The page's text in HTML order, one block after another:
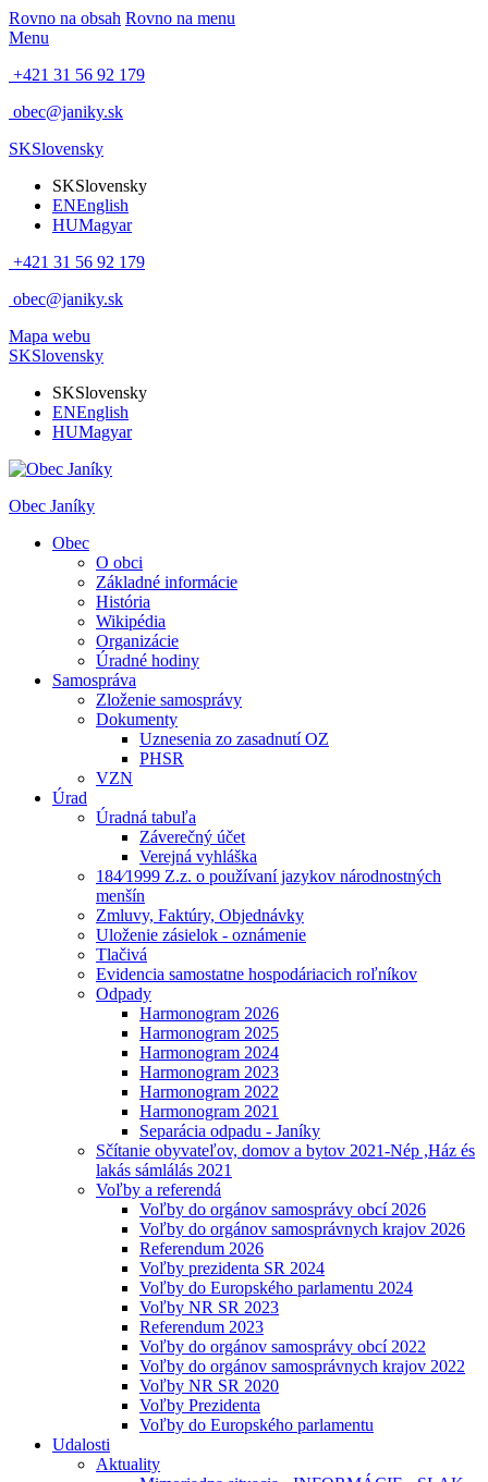
Rovno na obsah Rovno na menu
Menu
+421 31 56 92 179
obec@janiky.sk
SKSlovensky
SKSlovensky
ENEnglish
HUMagyar
+421 31 56 92 179
obec@janiky.sk
Mapa webu
SKSlovensky
SKSlovensky
ENEnglish
HUMagyar
Obec Janíky
Obec
O obci
Základné informácie
História
Wikipédia
Organizácie
Úradné hodiny
Samospráva
Zloženie samosprávy
Dokumenty
Uznesenia zo zasadnutí OZ
PHSR
VZN
Úrad
Úradná tabuľa
Záverečný účet
Verejná vyhláška
184⁄1999 Z.z. o používaní jazykov národnostných
menšín
Zmluvy, Faktúry, Objednávky
Uloženie zásielok - oznámenie
Tlačivá
Evidencia samostatne hospodáriacich roľníkov
Odpady
Harmonogram 2026
Harmonogram 2025
Harmonogram 2024
Harmonogram 2023
Harmonogram 2022
Harmonogram 2021
Separácia odpadu - Janíky
Sčítanie obyvateľov, domov a bytov 2021-Nép ,Ház és
lakás sámlálás 2021
Voľby a referendá
Voľby do orgánov samosprávy obcí 2026
Voľby do orgánov samosprávnych krajov 2026
Referendum 2026
Voľby prezidenta SR 2024
Voľby do Europského parlamentu 2024
Voľby NR SR 2023
Referendum 2023
Voľby do orgánov samosprávy obcí 2022
Voľby do orgánov samosprávnych krajov 2022
Voľby NR SR 2020
Voľby Prezidenta
Voľby do Europského parlamentu
Udalosti
Aktuality